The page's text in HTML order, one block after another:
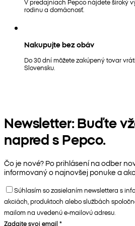
rodinu a domácnosť.
Nakupujte bez obáv
Do 30 dní môžete zakúpený tovar
Slovensku.
Newsletter: Buďte
napred s Pepco.
Čo je nové? Po prihlásení na odber
informovaný o najnovšej ponuke a
Súhlasím so zasielaním newslettera s
akciách, produktoch alebo službách
mailom na uvedenú e-mailovú adresu.
Zadajte svoj email *